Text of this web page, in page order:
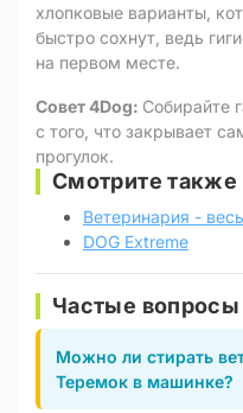
хлопковые варианты,
быстро сохнут, ведь
на первом месте.
Совет 4Dog: Собирайте
с того, что закрывает
прогулок.
Смотрите также
Ветеринария -
DOG Extreme
Частые
Можно ли стирать
Теремок в машинке?